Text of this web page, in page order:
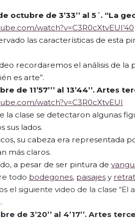
octubre de 3’33’’ al 5´. “La
watch?v=C3R0cXtvEUI’40
las características de esta
recordaremos el análisis de la
es arte”.
de 11’57’’’ al 13’44’’. Artes
watch?v=C3R0cXtvEUI
la clase se detectaron algunas
sus lados.
su cabeza era representada
más claros.
a pesar de ser pintura de
todo bodegones, paisajes y
el siguiente video de la clase
de 3’20’’ al 4’17’’. Artes